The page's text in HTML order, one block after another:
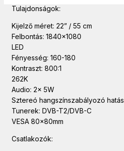
Tulajdonságok:
Kijelző méret: 22” / 55 cm
Felbontás: 1840×1080
LED
Fényesség: 160-180
Kontraszt: 800:1
262K
Audio: 2x 5W
Sztereó hangszínszabályozó hatás
Tunerek: DVB-T2/DVB-C
VESA 80x80mm
Csatlakozók: